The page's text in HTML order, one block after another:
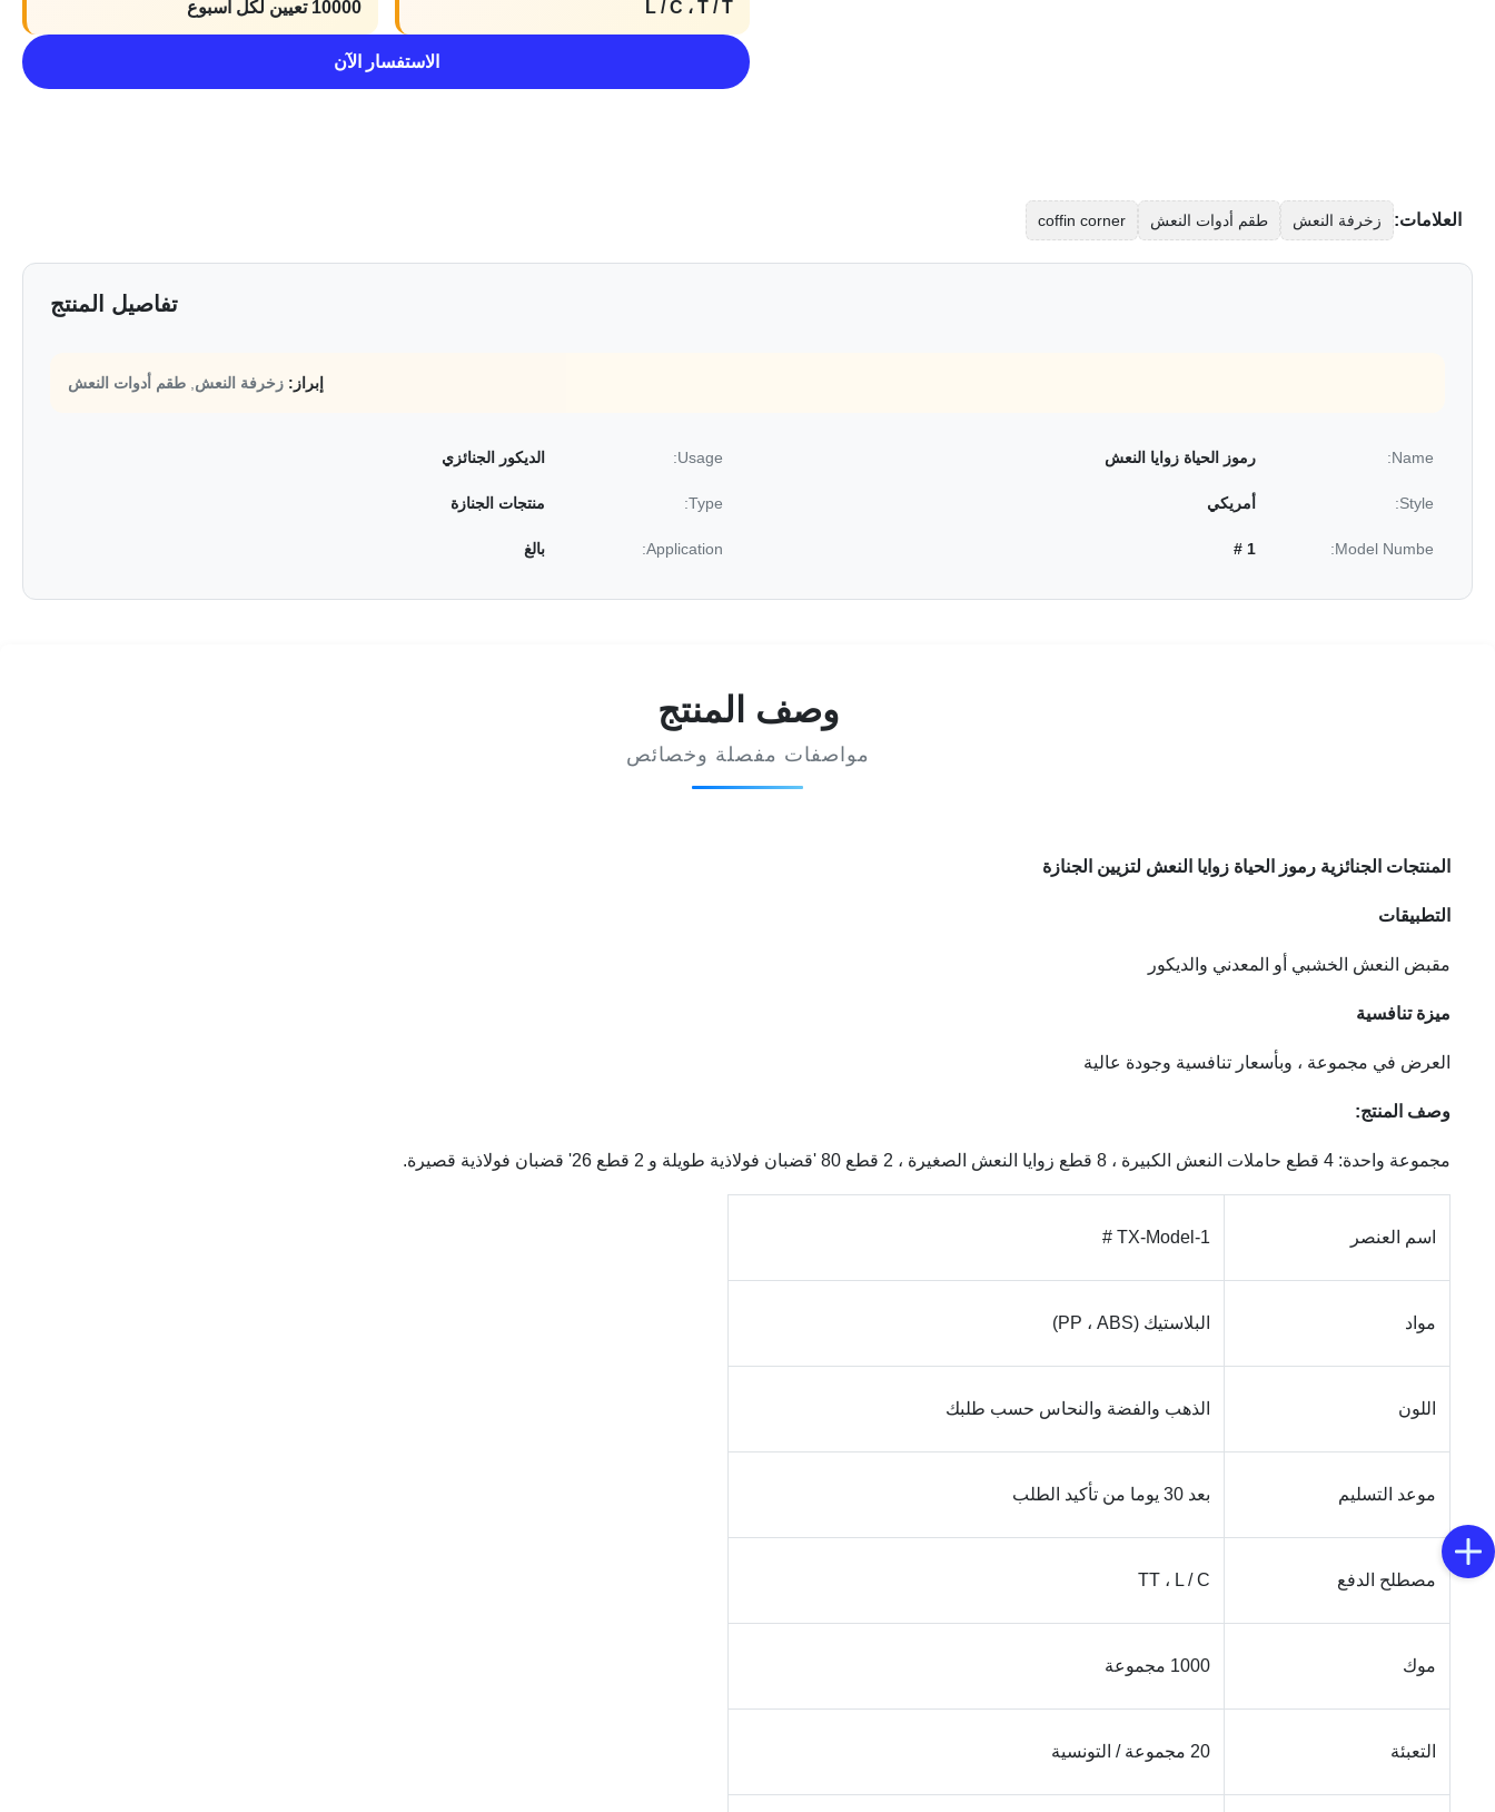
L / C ، T / T 10000 تعيين لكل أسبوع
الاستفسار الآن
العلامات: زخرفة النعش طقم أدوات النعش coffin corner
تفاصيل المنتج
إبراز: زخرفة النعش طقم أدوات النعش
Name: رموز الحياة زوايا النعش Usage: الديكور الجنائزي
Style: أمريكي Type: منتجات الجنازة
Model Numbe:
1 #
Application: بالغ
وصف المنتج
مواصفات مفصلة وخصائص
المنتجات الجنائزية رموز الحياة زوايا النعش لتزيين الجنازة
التطبيقات
مقبض النعش الخشبي أو المعدني والديكور
ميزة تنافسية
العرض في مجموعة ، وبأسعار تنافسية وجودة عالية
وصف المنتج:
مجموعة واحدة: 4 قطع حاملات النعش الكبيرة ، 8 قطع زوايا النعش الصغيرة ، 2 قطع 80 'قضبان فولاذية طويلة و 2 قطع 26' قضبان فولاذية قصيرة.
اسم العنصر TX-Model-1 #
مواد البلاستيك (PP ، ABS)
اللون الذهب والفضة والنحاس حسب طلبك
موعد التسليم بعد 30 يوما من تأكيد الطلب
مصطلح الدفع TT ، L / C
موك 1000 مجموعة
التعبئة 20 مجموعة / التونسية